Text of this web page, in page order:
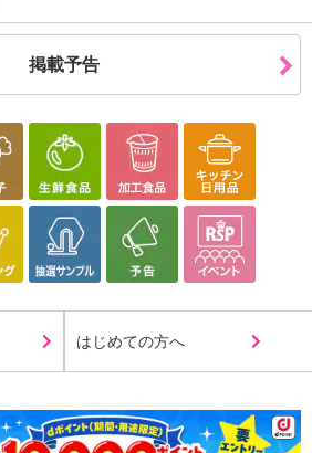
届けはできませんので、ご了承くださ
変化(黄ばみ、黒ずみ、色あせ)を1本で全
ジェル。
本体の色を保つことを両立した唯一の洗
配合で、ライオン史上最高峰の洗浄・消臭
んだ汗臭、時間がたった食べこぼし、蓄
掲載予告
はじめての方へ